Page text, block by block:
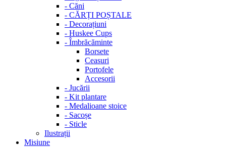
- Căni
- CĂRȚI POȘTALE
- Decorațiuni
- Huskee Cups
- Îmbrăcăminte
Borsete
Ceasuri
Portofele
Accesorii
- Jucării
- Kit plantare
- Medalioane stoice
- Sacoșe
- Sticle
Ilustrații
Misiune